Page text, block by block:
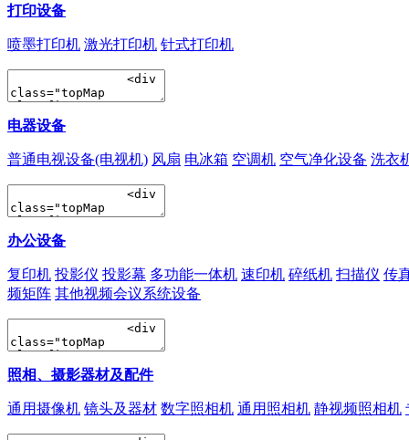
打印设备
喷墨打印机 激光打印机 针式打印机
电器设备
普通电视设备(电视机) 风扇 电冰箱 空调机 空气净化设备 洗衣
办公设备
复印机 投影仪 投影幕 多功能一体机 速印机 碎纸机 扫描仪 传
频矩阵 其他视频会议系统设备
照相、摄影器材及配件
通用摄像机 镜头及器材 数字照相机 通用照相机 静视频照相机